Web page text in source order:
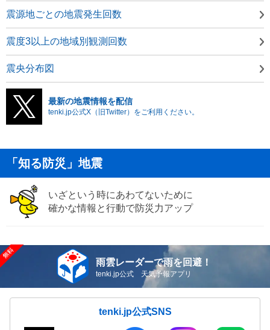
震源地ごとの地震発生回数
震度3以上の地域別観測回数
震央分布図
最新の地震情報を配信
tenki.jp公式X（旧Twitter）をご利用ください。
「知る防災」地震
いざという時にあわてないために
確かな情報と行動で防災力アップ
雨雲レーダーで雨を回避！
tenki.jp公式 天気予報アプリ
tenki.jp公式SNS